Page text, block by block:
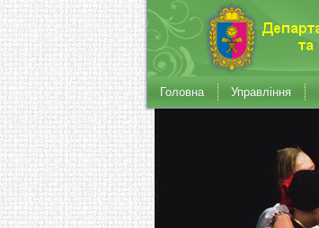
Головна Управління